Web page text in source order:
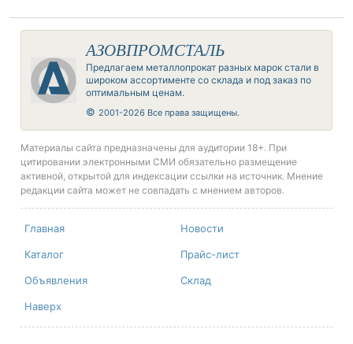
АЗОВПРОМСТАЛЬ
Предлагаем металлопрокат разных марок стали в
широком ассортименте со склада и под заказ по
оптимальным ценам.
© 2001-2026 Все права защищены.
Материалы сайта предназначены для аудитории 18+. При
цитировании электронными СМИ обязательно размещение
активной, открытой для индексации ссылки на источник. Мнение
редакции сайта может не совпадать с мнением авторов.
Главная Новости
Каталог Прайс-лист
Объявления Склад
Наверх